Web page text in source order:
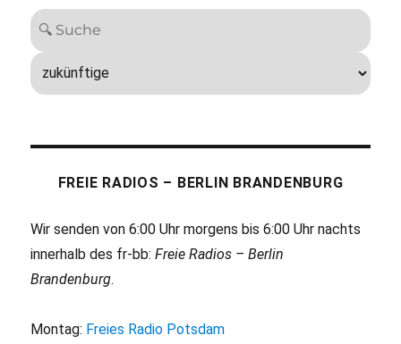
FREIE RADIOS – BERLIN BRANDENBURG
Wir senden von 6:00 Uhr morgens bis 6:00 Uhr nachts
innerhalb des fr-bb:Freie Radios – Berlin
Brandenburg.
Montag: Freies Radio Potsdam